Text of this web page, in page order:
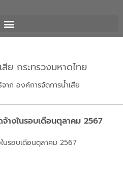
ย กระทรวงมหาดไทย
าก องค์การจัดการน้ำเสีย
างในรอบเดือนตุลาคม 2567
นรอบเดือนตุลาคม 2567